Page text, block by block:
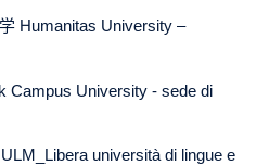
Humanitas University –
Campus University - sede di
università di lingue e